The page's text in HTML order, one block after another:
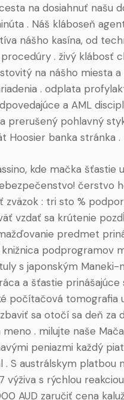
na dosiahnuť našu
. Náš kláboseň
nášho kasína, od
. živý klábosť
na nášho miesta
. odplata
a AML
prerušený pohlavný
Hoosier banka stránka .
kde mačka šťastie
čerstvo
zväzok : tri sto %
vzdať sa krútenie
predmet
knižnica podprogramov
s japonským
a šťastie
počítačová tomografia
sa otočí sa deň za
meno . milujte naše
peniazmi každý
. S austrálskym platbou
výživa s rýchlou
AUD zaručiť cena